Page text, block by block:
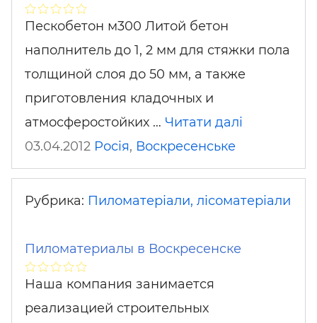
Пескобетон м300 Литой бетон
наполнитель до 1, 2 мм для стяжки пола
толщиной слоя до 50 мм, а также
приготовления кладочных и
атмосферостойких … Читати далі
03.04.2012 Росія, Воскресенське
Рубрика: Пиломатеріали, лісоматеріали
Пиломатериалы в Воскресенске
Наша компания занимается
реализацией строительных